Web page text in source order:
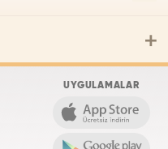
UYGULAMALAR